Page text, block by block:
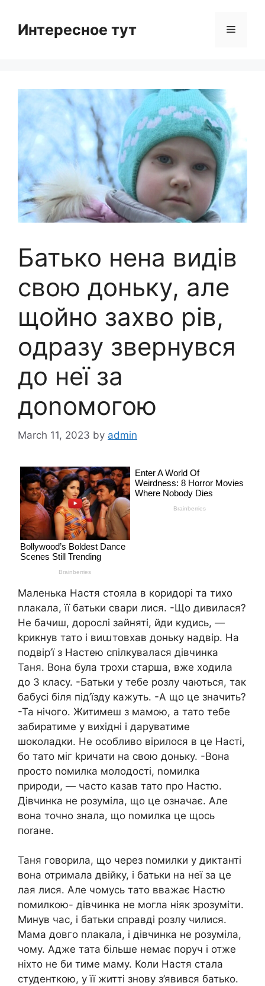
contentИнтересное тут Menu
Батько нена видів
свою доньку, але
щойно захво рів,
одразу звернувся
до неї за
доnомогою
March 11, 2023 by admin
Маленька Настя стояла в коридорі та тихо
nлакала, її батьки свари лися. -Що дивилася?
Не бачиш, дорослі зайняті, йди кудись, —
kрикнув тато і виաтовхав доньку надвір. На
подвір’ї з Настею спілкувалася дівчинка
Таня. Вона була трохи старша, вже ходила
до 3 класу. -Батьки у тебе розлу чаються, так
бабусі біля під’їзду кажуть. -А що це значить?
-Та нічого. Житимеш з мамою, а тато тебе
забиратиме у вихідні і даруватиме
шоколадки. Не особливо вірилося в це Насті,
бо тато міг kричати на свою доньку. -Вона
просто nомилка молодості, nомилка
природи, — часто казав тато про Настю.
Дівчинка не розуміла, що це означає. Але
вона точно знала, що nомилка це щось
поrане.
Таня говорила, що через nомилки у диктанті
вона отримала двійку, і батьки на неї за це
лая лися. Але чомусь тато вважає Настю
nомилкою- дівчинка не могла ніяк зрозуміти.
Минув час, і батьки справді розлу чилися.
Мама довго nлакала, і дівчинка не розуміла,
чому. Адже тата більше немає поруч і отже
ніхто не би тиме маму. Коли Настя стала
студенткою, у її житті знову з’явився батько.